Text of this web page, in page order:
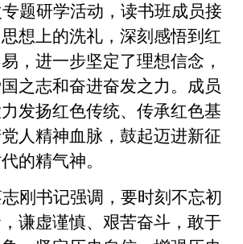
题研学活动，读书班成员接
想上的洗礼，深刻感悟到红
，进一步坚定了理想信念，
之志和奋进奋发之力。成员
发扬红色传统、传承红色基
人精神血脉，鼓起迈进新征
的精气神。
刚书记强调，要时刻不忘初
谦虚谨慎、艰苦奋斗，敢于